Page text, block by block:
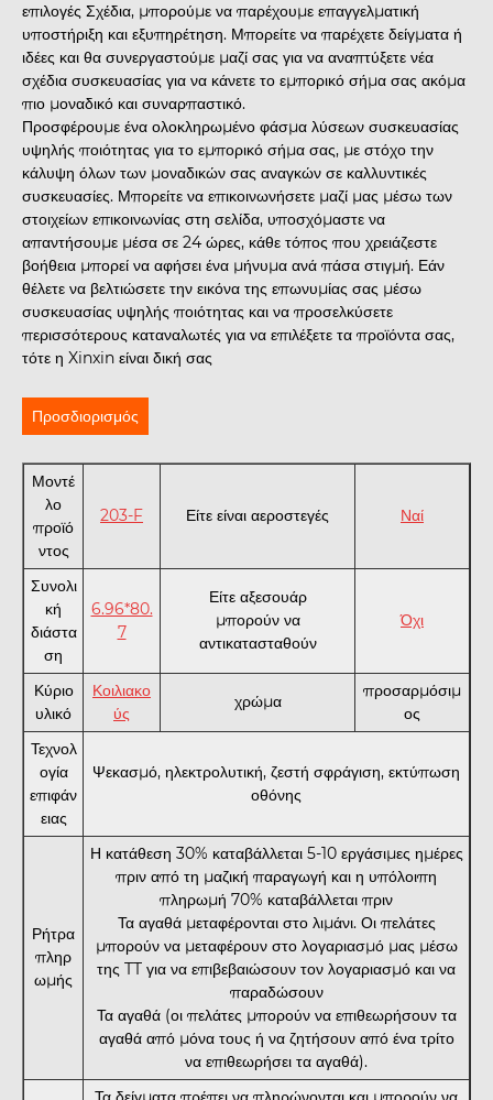
επιλογές Σχέδια, μπορούμε να παρέχουμε επαγγελματική
υποστήριξη και εξυπηρέτηση. Μπορείτε να παρέχετε δείγματα ή
ιδέες και θα συνεργαστούμε μαζί σας για να αναπτύξετε νέα
σχέδια συσκευασίας για να κάνετε το εμπορικό σήμα σας ακόμα
πιο μοναδικό και συναρπαστικό.
Προσφέρουμε ένα ολοκληρωμένο φάσμα λύσεων συσκευασίας
υψηλής ποιότητας για το εμπορικό σήμα σας, με στόχο την
κάλυψη όλων των μοναδικών σας αναγκών σε καλλυντικές
συσκευασίες. Μπορείτε να επικοινωνήσετε μαζί μας μέσω των
στοιχείων επικοινωνίας στη σελίδα, υποσχόμαστε να
απαντήσουμε μέσα σε 24 ώρες, κάθε τόπος που χρειάζεστε
βοήθεια μπορεί να αφήσει ένα μήνυμα ανά πάσα στιγμή. Εάν
θέλετε να βελτιώσετε την εικόνα της επωνυμίας σας μέσω
συσκευασίας υψηλής ποιότητας και να προσελκύσετε
περισσότερους καταναλωτές για να επιλέξετε τα προϊόντα σας,
τότε η Xinxin είναι δική σας
Προσδιορισμός
Μοντέ
λο
προϊό
ντος
203-F Είτε είναι αεροστεγές Ναί
Συνολι
κή
διάστα
ση
6.96*80.
7
Είτε αξεσουάρ
μπορούν να
αντικατασταθούν
Όχι
Κύριο
υλικό
Κοιλιακο
ύς
χρώμα
προσαρμόσιμ
ος
Τεχνολ
ογία
επιφάν
ειας
Ψεκασμό, ηλεκτρολυτική, ζεστή σφράγιση, εκτύπωση
οθόνης
Ρήτρα
πληρ
ωμής
Η κατάθεση 30% καταβάλλεται 5-10 εργάσιμες ημέρες
πριν από τη μαζική παραγωγή και η υπόλοιπη
πληρωμή 70% καταβάλλεται πριν
Τα αγαθά μεταφέρονται στο λιμάνι. Οι πελάτες
μπορούν να μεταφέρουν στο λογαριασμό μας μέσω
της TT για να επιβεβαιώσουν τον λογαριασμό και να
παραδώσουν
Τα αγαθά (οι πελάτες μπορούν να επιθεωρήσουν τα
αγαθά από μόνα τους ή να ζητήσουν από ένα τρίτο
να επιθεωρήσει τα αγαθά).